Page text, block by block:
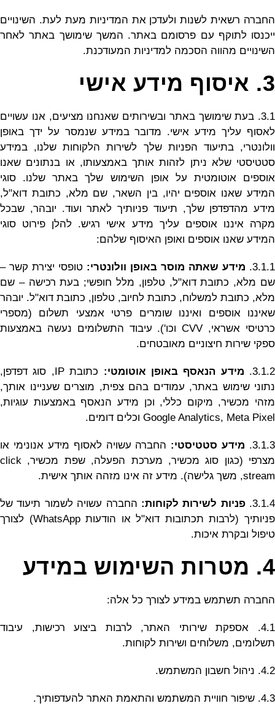
החברה רשאית לשנות ולעדכן את המדיניות מעת לעת. השינויים
ייכנסו לתוקף עם פרסומם באתר. המשך שימושך באתר לאחר
השינויים מהווה הסכמה למדיניות המעודכנת.
3. איסוף מידע אישי
3.1. בעת שימושך באתר ובשירותים שאנחנו מציעים, אנו עשויים
לאסוף עליך מידע אישי. מדובר במידע שנמסר על ידך באופן
וולונטרי, בתיעוד הפניות שלך לשירות הלקוחות שלנו, במידע
סטטיסטי שלא ניתן לזהות אותך באמצעותו, או בנתונים שאנו
אוספים אוטומטית על אופן השימוש שלך באתר שלנו. סוגי
המידע שאנו אוספים יהיו, בין השאר, שם מלא, כתובת דוא"ל,
מידע מהדפדפן שלך, תיעוד פניותיך לאתר ועוד. יובהר, שבכל
מקרה איננו אוספים עליך מידע אישי רגיש. להלן פירוט סוגי
המידע שאנו אוספים ואופן האיסוף שלהם:
3.1.1. מידע שאתה מוסר באופן וולונטרי: טופסי יצירת קשר –
שם מלא, כתובת דוא"ל, טלפון, מלל חופשי; בעת רכישה – שם
מלא, כתובת למשלוח, כתובת לחיוב, טלפון, כתובת דוא"ל. יובהר
שאיננו אוספים ואיננו שומרים פרטי אמצעי תשלום (מספרי
כרטיסי אשראי, CVV וכו'). עיבוד התשלומים נעשה באמצעות
ספקי שירות חיצוניים מאובטחים.
3.1.2. מידע הנאסף באופן אוטומטי:
כתובת IP, סוג דפדפן,
נתוני שימוש באתר, עמודים בהם צפית, מוצרים שעניינו אותך,
מזהי מכשיר, מיקום כללי, וכן מידע הנאסף באמצעות עוגיות,
Google Analytics, Meta Pixel וכלים דומים.
3.1.3. מידע סטטיסטי: החברה עשויה לאסוף מידע אנונימי או
מצרפי (כגון סוג מכשיר, מערכת הפעלה, שפת מכשיר, click
stream, משך גלישה). מידע זה אינו מזהה אותך אישית.
3.1.4. פניות לשירות לקוחות: החברה עשויה לשמור תיעוד של
פניותיך (לרבות תכתובות דוא"ל או הודעות WhatsApp) לצורך
טיפול ובקרת איכות.
4. מטרות השימוש במידע
החברה תשתמש במידע לצורך כל אלה:
4.1. אספקת שירותי האתר, לרבות ביצוע רכישות, עיבוד
תשלומים, משלוחים ושירות לקוחות.
4.2. ניהול חשבון המשתמש.
4.3. שיפור חוויית המשתמש והתאמת האתר להעדפותיך.